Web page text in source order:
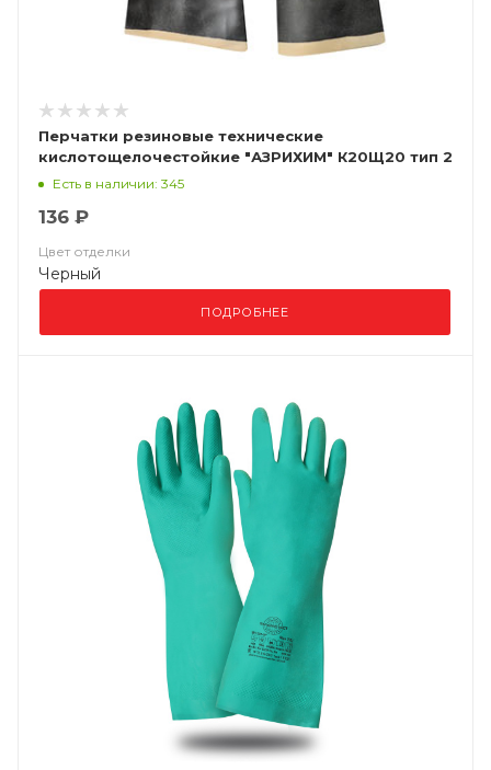
Перчатки резиновые технические
кислотощелочестойкие "АЗРИХИМ" К20Щ20 тип 2
(КЩСТ-2 (АЗРИ)
Есть в наличии: 345
136 ₽
Цвет отделки
Черный
ПОДРОБНЕЕ